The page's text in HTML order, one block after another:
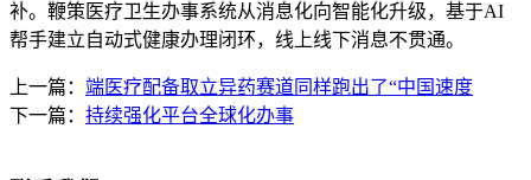
补。鞭策医疗卫生办事系统从消息化向智能化升级，基于AI
帮手建立自动式健康办理闭环，线上线下消息不贯通。
上一篇： 端医疗配备取立异药赛道同样跑出了“中国速度
下一篇： 持续强化平台全球化办事